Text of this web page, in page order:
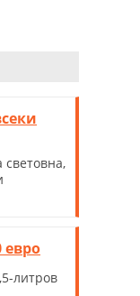
евро
литров